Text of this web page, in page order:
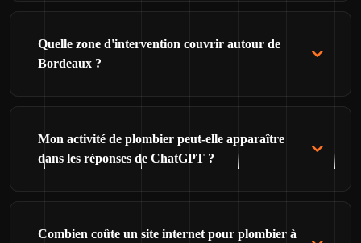
Quelle zone d'intervention couvrir autour de
Bordeaux ?
Mon activité de plombier peut-elle apparaître
dans les réponses de ChatGPT ?
Combien coûte un site internet pour plombier à